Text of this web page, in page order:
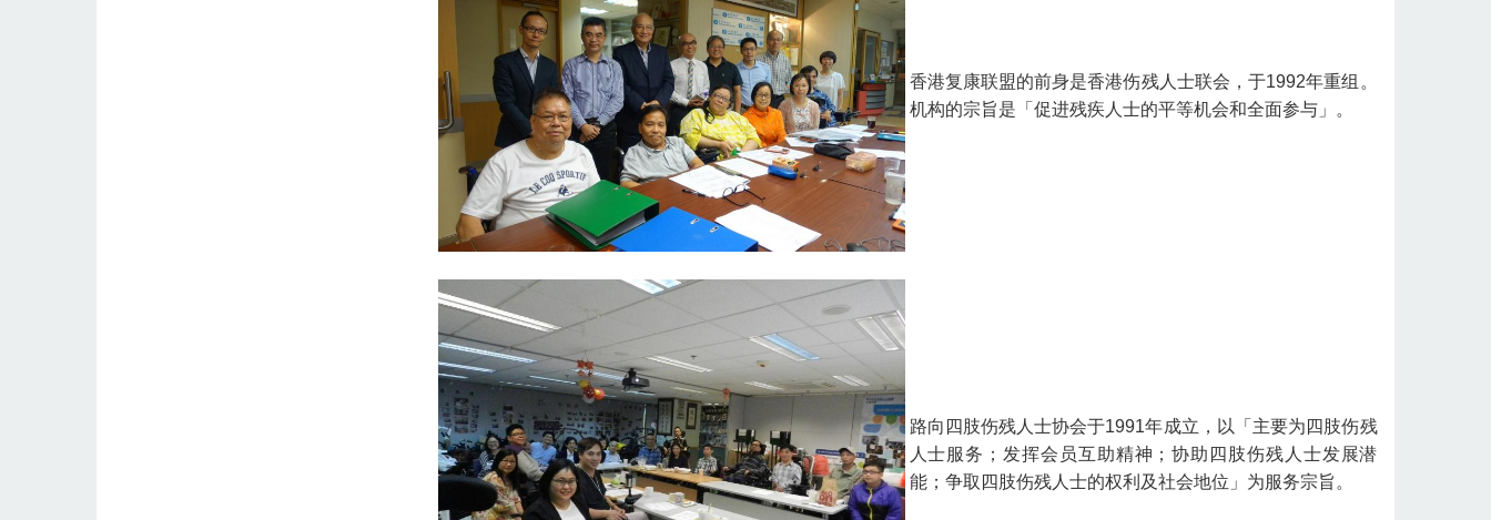
香港复康联盟的前身是香港伤残人士联会，于1992年重组。
机构的宗旨是「促进残疾人士的平等机会和全面参与」。
路向四肢伤残人士协会于1991年成立，以「主要为四肢伤残
人士服务；发挥会员互助精神；协助四肢伤残人士发展潜
能；争取四肢伤残人士的权利及社会地位」为服务宗旨。